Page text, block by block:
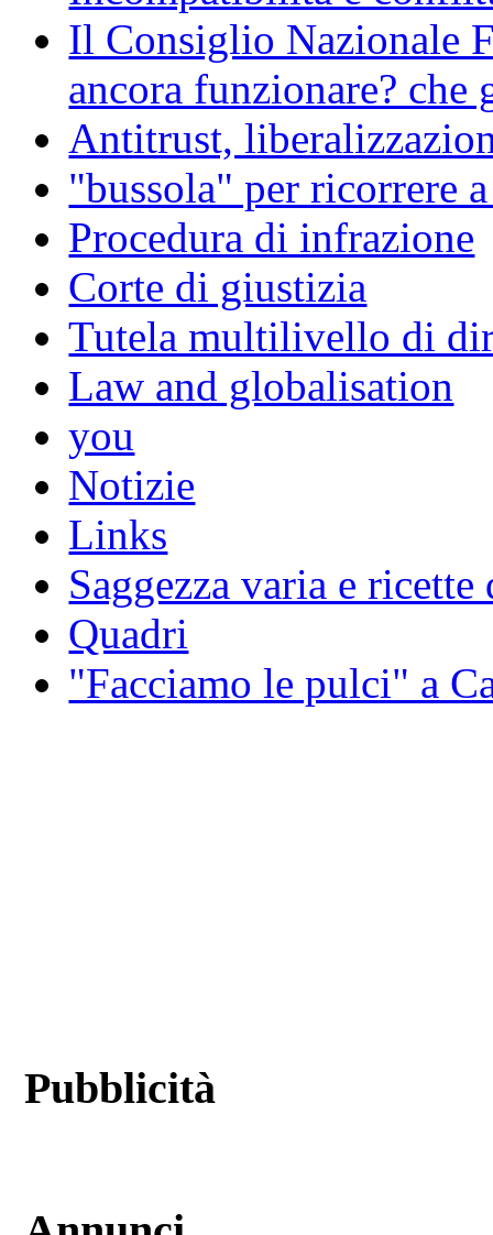
Il Consiglio Nazionale
ancora funzionare? che
Antitrust,
"bussola" per ricorrere
Procedura di infrazione
Corte di giustizia
Tutela multilivello di
Law and globalisation
you
Notizie
Links
Saggezza varia e
Quadri
"Facciamo le pulci" a
Pubblicità